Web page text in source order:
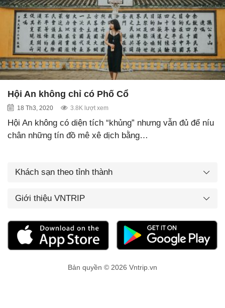
Hội An không chỉ có Phố Cổ
18 Th3, 2020 3.8K lượt xem
Hội An không có diện tích “khủng” nhưng vẫn đủ để níu
chân những tín đồ mê xê dịch bằng…
Khách sạn theo tỉnh thành
Giới thiệu VNTRIP
Bản quyền © 2026 Vntrip.vn